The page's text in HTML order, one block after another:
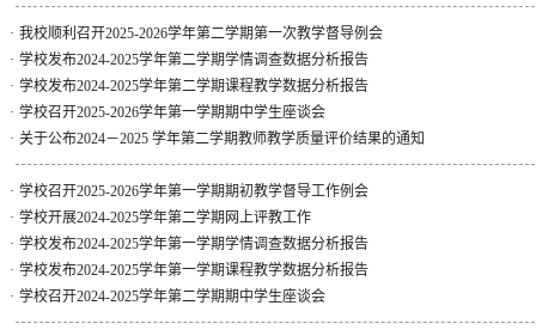
· 我校顺利召开2025-2026学年第二学期第一次教学督导例会
· 学校发布2024-2025学年第二学期学情调查数据分析报告
· 学校发布2024-2025学年第二学期课程教学数据分析报告
· 学校召开2025-2026学年第一学期期中学生座谈会
· 关于公布2024－2025 学年第二学期教师教学质量评价结果的通知
· 学校召开2025-2026学年第一学期期初教学督导工作例会
· 学校开展2024-2025学年第二学期网上评教工作
· 学校发布2024-2025学年第一学期学情调查数据分析报告
· 学校发布2024-2025学年第一学期课程教学数据分析报告
· 学校召开2024-2025学年第二学期期中学生座谈会